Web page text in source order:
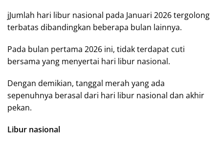
jJumlah hari libur nasional pada Januari 2026 tergolong
terbatas dibandingkan beberapa bulan lainnya.
Pada bulan pertama 2026 ini, tidak terdapat cuti
bersama yang menyertai hari libur nasional.
Dengan demikian, tanggal merah yang ada
sepenuhnya berasal dari hari libur nasional dan akhir
pekan.
Libur nasional